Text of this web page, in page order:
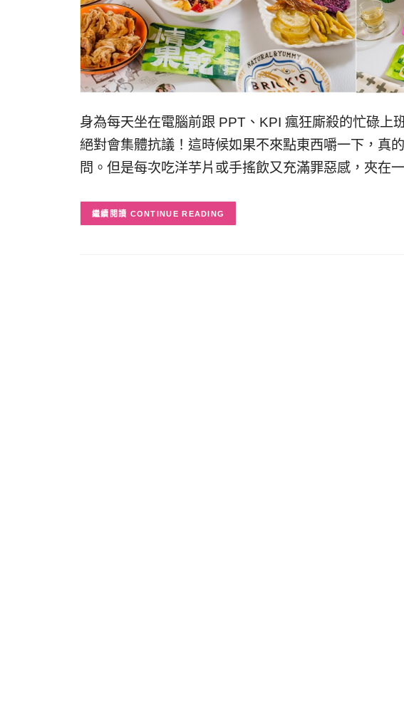
身為每天坐在電腦前跟 PPT、KPI 瘋狂廝殺的忙碌上
絕對會集體抗議！這時候如果不來點東西嚼一下，真
問。但是每次吃洋芋片或手搖飲又充滿罪惡感，夾在
CONTINUE READING